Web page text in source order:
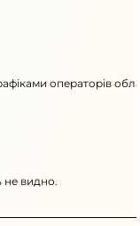
операторів
не видно.